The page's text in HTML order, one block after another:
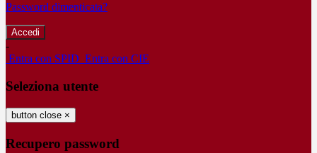
Password dimenticata?
-
Entra con SPID Entra con CIE
Seleziona utente
button close ×
Recupero password